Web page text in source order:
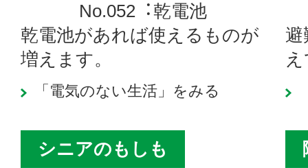
No.052︓乾電池
乾電池があれば使えるものが
増えます。
「電気のない生活」をみる
避
シニアのもしも